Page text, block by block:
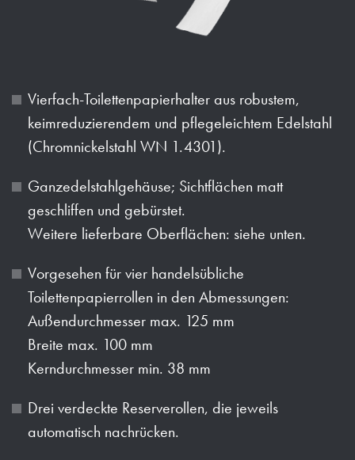
Vierfach-Toilettenpapierhalter aus robustem,
keimreduzierendem und pflegeleichtem Edelstahl
(Chromnickelstahl WN 1.4301).
Ganzedelstahlgehäuse; Sichtflächen matt
geschliffen und gebürstet.
Weitere lieferbare Oberflächen: siehe unten.
Vorgesehen für vier handelsübliche
Toilettenpapierrollen in den Abmessungen:
Außendurchmesser max. 125 mm
Breite max. 100 mm
Kerndurchmesser min. 38 mm
Drei verdeckte Reserverollen, die jeweils
automatisch nachrücken.